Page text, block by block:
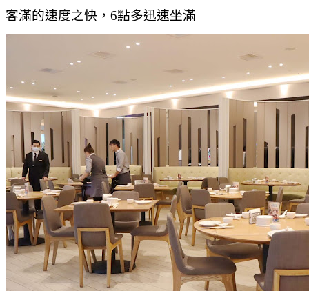
客滿的速度之快，6點多迅速坐滿